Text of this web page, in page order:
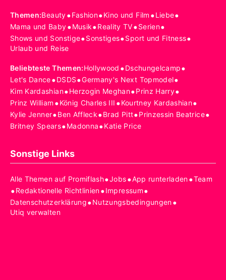
Themen:Beauty•Fashion•Kino und Film •Liebe•
Mama und Baby•Musik•Reality TV•Serien•
Shows und Sonstige•Sonstiges•Sport und Fitness•
Urlaub und Reise
Beliebteste Themen:Hollywood •Dschungelcamp•
Let's Dance•DSDS•Germany's Next Topmodel•
Kim Kardashian•Herzogin Meghan•Prinz Harry•
Prinz William •König Charles III •Kourtney Kardashian•
Kylie Jenner•Ben Affleck•Brad Pitt•Prinzessin Beatrice•
Britney Spears•Madonna•Katie Price
Sonstige Links
Alle Themen auf Promiflash•Jobs•App runterladen•Team
•Redaktionelle Richtlinien•Impressum•
Datenschutzerklärung•Nutzungsbedingungen•
Utiq verwalten